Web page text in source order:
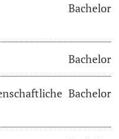
Bachelor
Bachelor
Bachelor